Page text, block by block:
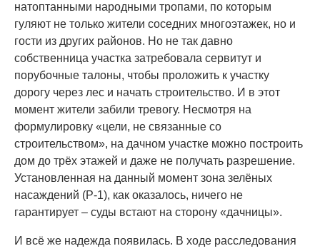
натоптанными народными тропами, по которым
гуляют не только жители соседних многоэтажек, но и
гости из других районов. Но не так давно
собственница участка затребовала сервитут и
порубочные талоны, чтобы проложить к участку
дорогу через лес и начать строительство. И в этот
момент жители забили тревогу. Несмотря на
формулировку «цели, не связанные со
строительством», на дачном участке можно построить
дом до трёх этажей и даже не получать разрешение.
Установленная на данный момент зона зелёных
насаждений (Р-1), как оказалось, ничего не
гарантирует – суды встают на сторону «дачницы».
И всё же надежда появилась. В ходе расследования